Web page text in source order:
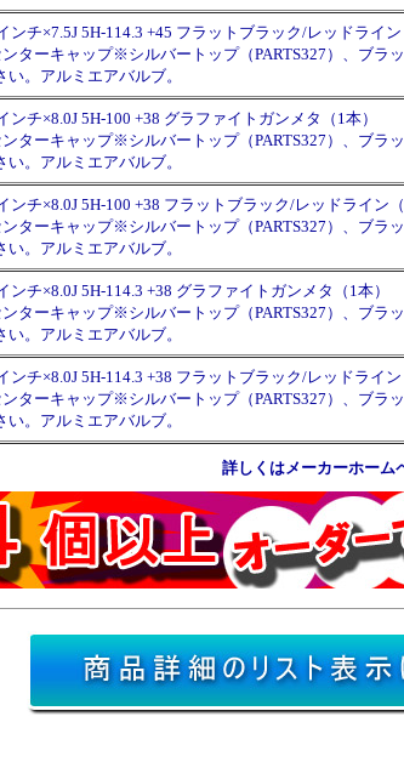
チ×7.5J 5H-114.3 +45 フラットブラック/レッドライン
ターキャップ※シルバートップ（PARTS327）、ブラッ
い。アルミエアバルブ。
チ×8.0J 5H-100 +38 グラファイトガンメタ（1本）
ターキャップ※シルバートップ（PARTS327）、ブラッ
い。アルミエアバルブ。
チ×8.0J 5H-100 +38 フラットブラック/レッドライン（
ターキャップ※シルバートップ（PARTS327）、ブラッ
い。アルミエアバルブ。
チ×8.0J 5H-114.3 +38 グラファイトガンメタ（1本）
ターキャップ※シルバートップ（PARTS327）、ブラッ
い。アルミエアバルブ。
チ×8.0J 5H-114.3 +38 フラットブラック/レッドライン
ターキャップ※シルバートップ（PARTS327）、ブラッ
い。アルミエアバルブ。
詳しくはメーカーホーム